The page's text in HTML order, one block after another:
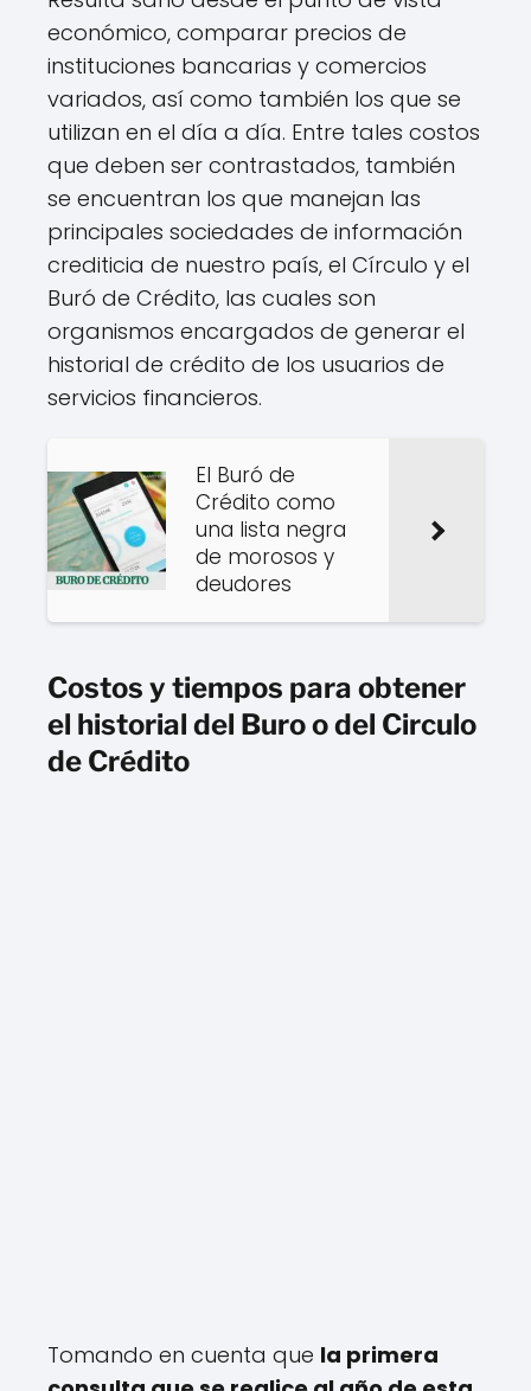
económico, comparar precios de
instituciones bancarias y comercios
variados, así como también los que se
utilizan en el día a día. Entre tales costos
que deben ser contrastados, también
se encuentran los que manejan las
principales sociedades de información
crediticia de nuestro país, el Círculo y el
Buró de Crédito, las cuales son
organismos encargados de generar el
historial de crédito de los usuarios de
servicios financieros.
El Buró de
Crédito como
una lista negra
de morosos y
deudores
Costos y tiempos para obtener
el historial del Buro o del Circulo
de Crédito
Tomando en cuenta que la primera